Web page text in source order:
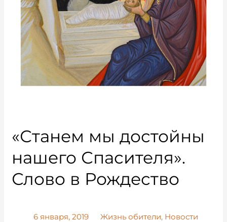
«Станем мы достойны
нашего Спасителя».
Слово в Рождество
6 января, 2019 Жизнь обители, Новости